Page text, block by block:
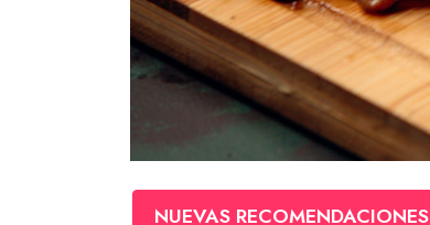
NUEVAS RECOMENDACIONES